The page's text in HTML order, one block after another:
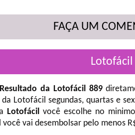
FAÇA UM
Lotofácil
Resultado da Lotofácil 889
da Lotofácil segundas, quartas e
Lotofácil você escolhe no
vai desembolsar pelo menos